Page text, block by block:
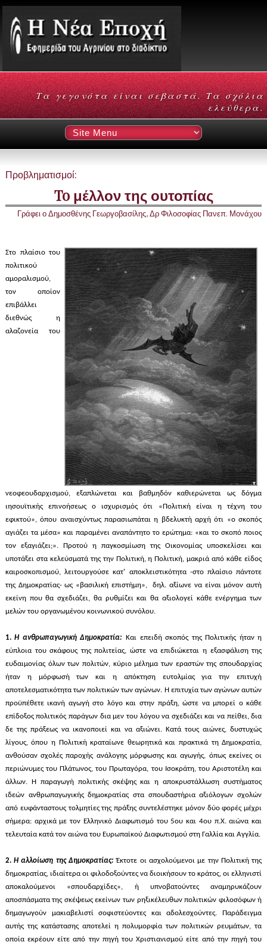
Τα γεγονότα είναι σεβαστά. Τα σχόλια
ελεύθερα.
Προβληματισμοί:
To μέλλον της ουτοπίας
Γράφει ο Δημοσθένης Γεωργοβασίλης, Δρ Φιλοσοφίας Πανεπ. Μονάχου
Στο πλαίσιο του
πολιτικού
αμοραλισμού,
τον οποίον
επιβάλλει
διεθνώς η
αλαζονεία του
νεοφεουδαρχισμού, εξαπλώνεται και βαθμηδόν καθιερώνεται ως δόγμα
ιησουϊτικής επινοήσεως ο ισχυρισμός ότι «Πολιτική είναι η τέχνη του
εφικτού», όπου αναισχύντως παρασιωπάται η βδελυκτή αρχή ότι «ο σκοπός
αγιάζει τα μέσα» και παραμένει αναπάντητο το ερώτημα: «και το σκοπό ποιος
τον εξαγιάζει;». Προτού η παγκοσμίωση της Οικονομίας υποσκελίσει και
υποτάξει στα κελεύσματά της την Πολιτική, η Πολιτική, μακριά από κάθε είδος
καιροσκοπισμού, λειτουργούσε κατ' αποκλειστικότητα -στο πλαίσιο πάντοτε
της Δημοκρατίας- ως «βασιλική επιστήμη», δηλ. αξίωνε να είναι μόνον αυτή
εκείνη που θα σχεδιάζει, θα ρυθμίζει και θα αξιολογεί κάθε ενέργημα των
μελών του οργανωμένου κοινωνικού συνόλου.
1. Η ανθρωπαγωγική Δημοκρατία:
Και επειδή σκοπός της Πολιτικής ήταν η
εύπλοια του σκάφους της πολιτείας, ώστε να επιδιώκεται η εξασφάλιση της
ευδαιμονίας όλων των πολιτών, κύριο μέλημα των εραστών της σπουδαρχίας
ήταν η μόρφωσή των και η απόκτηση ευτολμίας για την επιτυχή
αποτελεσματικότητα των πολιτικών των αγώνων. Η επιτυχία των αγώνων αυτών
προϋπέθετε ικανή αγωγή στο λόγο και στην πράξη, ώστε να μπορεί ο κάθε
επίδοξος πολιτικός παράγων δια μεν του λόγου να σχεδιάζει και να πείθει, δια
δε της πράξεως να ικανοποιεί και να αξιώνει. Κατά τους αιώνες, δυστυχώς
λίγους, όπου η Πολιτική κραταίωνε θεωρητικά και πρακτικά τη Δημοκρατία,
ανθούσαν σχολές παροχής ανάλογης μόρφωσης και αγωγής, όπως εκείνες οι
περιώνυμες του Πλάτωνος, του Πρωταγόρα, του Ισοκράτη, του Αριστοτέλη και
άλλων. Η παραγωγή πολιτικής σκέψης και η αποκρυστάλλωση συστήματος
ιδεών ανθρωπαγωγικής δημοκρατίας στα σπουδαστήρια αξιόλογων σχολών
από ευφάνταστους τολμητίες της πράξης συντελέστηκε μόνον δύο φορές μέχρι
σήμερα: αρχικά με τον Ελληνικό Διαφωτισμό του 5ου και 4ου π.Χ. αιώνα και
τελευταία κατά τον αιώνα του Ευρωπαϊκού Διαφωτισμού στη Γαλλία και Αγγλία.
2. Η αλλοίωση της Δημοκρατίας:Έκτοτε οι ασχολούμενοι με την Πολιτική της
δημοκρατίας, ιδιαίτερα οι φιλοδοξούντες να διοικήσουν το κράτος, οι ελληνιστί
αποκαλούμενοι «σπουδαρχίδες», ή υπνοβατούντες αναμηρυκάζουν
αποσπάσματα της σκέψεως εκείνων των ρηξικέλευθων πολιτικών φιλοσόφων ή
δημαγωγούν μακιαβελιστί σοφιστεύοντες και αδολεσχούντες. Παράδειγμα
αυτής της κατάστασης αποτελεί η πολυμορφία των πολιτικών ρευμάτων, τα
οποία εκρέουν είτε από την πηγή του Χριστιανισμού είτε από την πηγή του